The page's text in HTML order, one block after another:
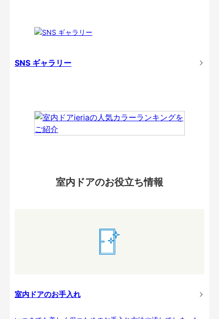
SNS ギャラリー
室内ドアのお役立ち情報
室内ドアのお手入れ